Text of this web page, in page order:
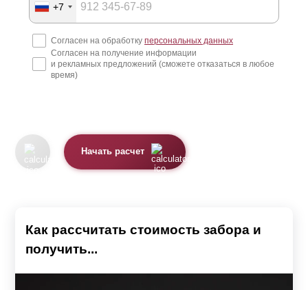
+7
Согласен на обработку персональных данных
Согласен на получение информации
и рекламных предложений (сможете отказаться в любое
время)
Начать расчет
Как рассчитать стоимость забора и
получить...